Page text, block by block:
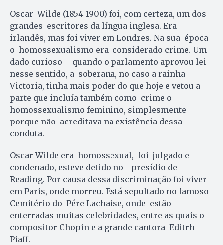
Oscar Wilde (1854-1900) foi, com certeza, um dos
grandes escritores da língua inglesa. Era
irlandês, mas foi viver em Londres. Na sua época
o homossexualismo era considerado crime. Um
dado curioso – quando o parlamento aprovou lei
nesse sentido, a soberana, no caso a rainha
Victoria, tinha mais poder do que hoje e vetou a
parte que incluía também como crime o
homossexualismo feminino, simplesmente
porque não acreditava na existência dessa
conduta.
Oscar Wilde era homossexual, foi julgado e
condenado, esteve detido no presídio de
Reading. Por causa dessa discriminação foi viver
em Paris, onde morreu. Está sepultado no famoso
Cemitério do Pére Lachaise, onde estão
enterradas muitas celebridades, entre as quais o
compositor Chopin e a grande cantora Editrh
Piaff.